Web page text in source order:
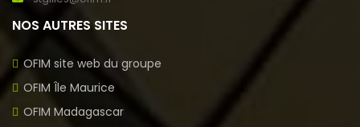
NOS AUTRES SITES
OFIM site web du groupe
OFIM Île Maurice
OFIM Madagascar